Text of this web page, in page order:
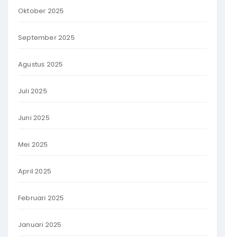
Oktober 2025
September 2025
Agustus 2025
Juli 2025
Juni 2025
Mei 2025
April 2025
Februari 2025
Januari 2025